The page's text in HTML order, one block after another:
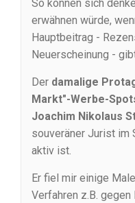
So können sich
erwähnen würde,
Hauptbeitrag -
Neuerscheinung -
Der damalige
Markt"-Werbe-
Joachim Nikolaus
souveräner Jurist im
aktiv ist.
Er fiel mir einige
Verfahren z.B.